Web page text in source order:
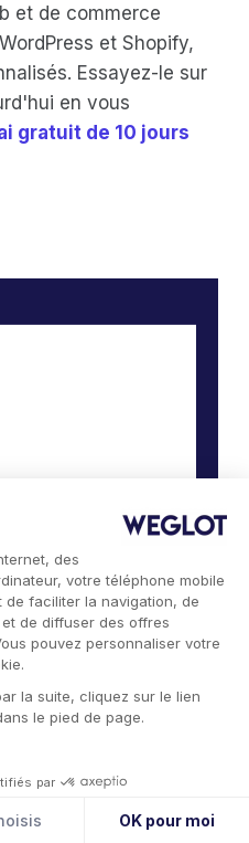
des
votre téléphone mobile
de faciliter la navigation, de
de diffuser des offres
pouvez personnaliser votre
la suite, cliquez sur le lien
le pied de page.
par
OK pour moi
et de commerce
et Shopify,
Essayez-le sur
en vous
gratuit de 10 jours
qui sait attendre.